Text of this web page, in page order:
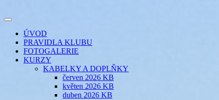
k
webuEVIKLUB
šicí klub
Toggle
navigation
ÚVOD
PRAVIDLA KLUBU
FOTOGALERIE
KURZY
KABELKY A DOPLŇKY
červen 2026 KB
květen 2026 KB
duben 2026 KB